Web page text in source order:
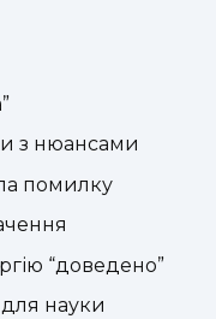
з нюансами
помилку
“доведено”
науки